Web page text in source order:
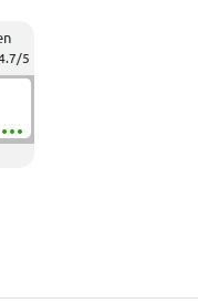
/5